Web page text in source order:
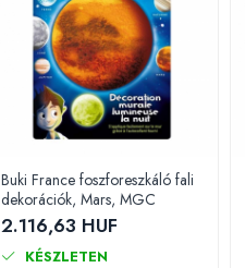
Buki France foszforeszkáló fali
dekorációk, Mars, MGC
2.116,63 HUF
KÉSZLETEN